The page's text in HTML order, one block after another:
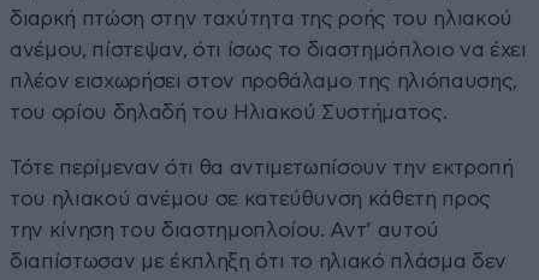
διαρκή πτώση στην ταχύτητα της ροής του ηλιακού
ανέμου, πίστεψαν, ότι ίσως το διαστημόπλοιο να έχει
πλέον εισχωρήσει στον προθάλαμο της ηλιόπαυσης,
του ορίου δηλαδή του Ηλιακού Συστήματος.
Τότε περίμεναν ότι θα αντιμετωπίσουν την εκτροπή
του ηλιακού ανέμου σε κατεύθυνση κάθετη προς
την κίνηση του διαστημοπλοίου. Αντ’ αυτού
διαπίστωσαν με έκπληξη ότι το ηλιακό πλάσμα δεν